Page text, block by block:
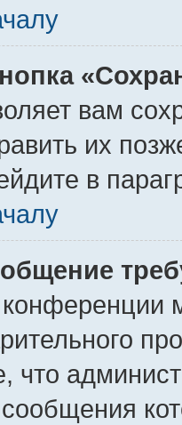
вам
их
в
что
сообщения